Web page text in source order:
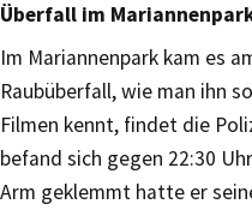
Überfall im
Im Mariannenpark kam es
Raubüberfall, wie man ihn
Filmen kennt, findet die
befand sich gegen 22:30
Arm geklemmt hatte er